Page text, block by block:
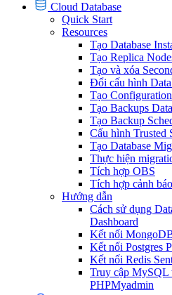
Cloud Database
Quick Start
Resources
Tạo Database
Tạo Replica
Tạo và xóa
Đổi cấu hình
Tạo
Tạo Backups
Tạo Backup
Cấu hình Trusted
Tạo Database
Thực hiện
Tích hợp OBS
Tích hợp cảnh báo
Hướng dẫn
Cách sử dụng
Dashboard
Kết nối
Kết nối Postgres
Kết nối Redis
Truy cập MySQL
PHPMyadmin